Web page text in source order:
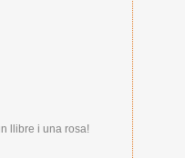
llibre i una rosa!